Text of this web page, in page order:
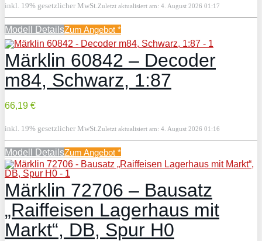
inkl. 19% gesetzlicher MwSt. Zuletzt aktualisiert am: 4. August 2026 01:17
Modell DetailsZum Angebot *
Märklin 60842 – Decoder
m84, Schwarz, 1:87
66,19 €
inkl. 19% gesetzlicher MwSt. Zuletzt aktualisiert am: 4. August 2026 01:16
Modell DetailsZum Angebot *
Märklin 72706 – Bausatz
„Raiffeisen Lagerhaus mit
Markt“, DB, Spur H0